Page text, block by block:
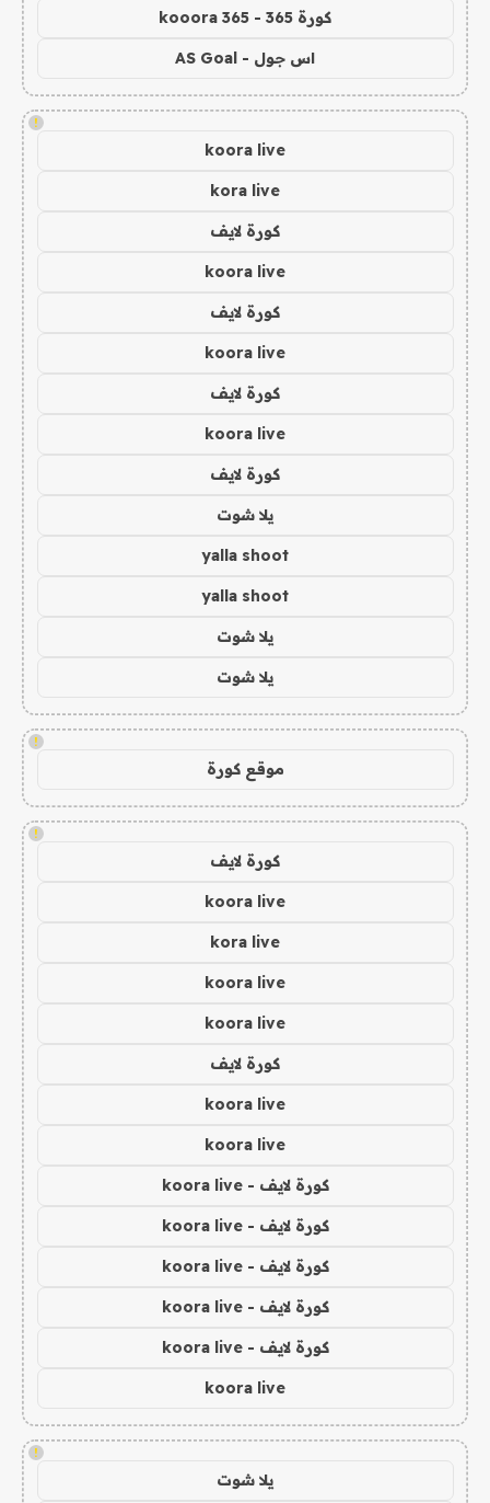
كورة 365 - kooora 365
اس جول - AS Goal
!
koora live
kora live
كورة لايف
koora live
كورة لايف
koora live
كورة لايف
koora live
كورة لايف
يلا شوت
yalla shoot
yalla shoot
يلا شوت
يلا شوت
!
موقع كورة
!
كورة لايف
koora live
kora live
koora live
koora live
كورة لايف
koora live
koora live
كورة لايف - koora live
كورة لايف - koora live
كورة لايف - koora live
كورة لايف - koora live
كورة لايف - koora live
koora live
!
يلا شوت